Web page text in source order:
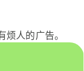
人的广告。